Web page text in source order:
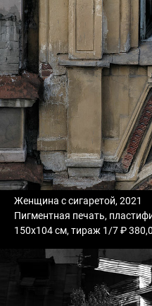
Женщина с сигаретой, 2021
Пигментная печать,
150х104 см, тираж 1/7 ₽